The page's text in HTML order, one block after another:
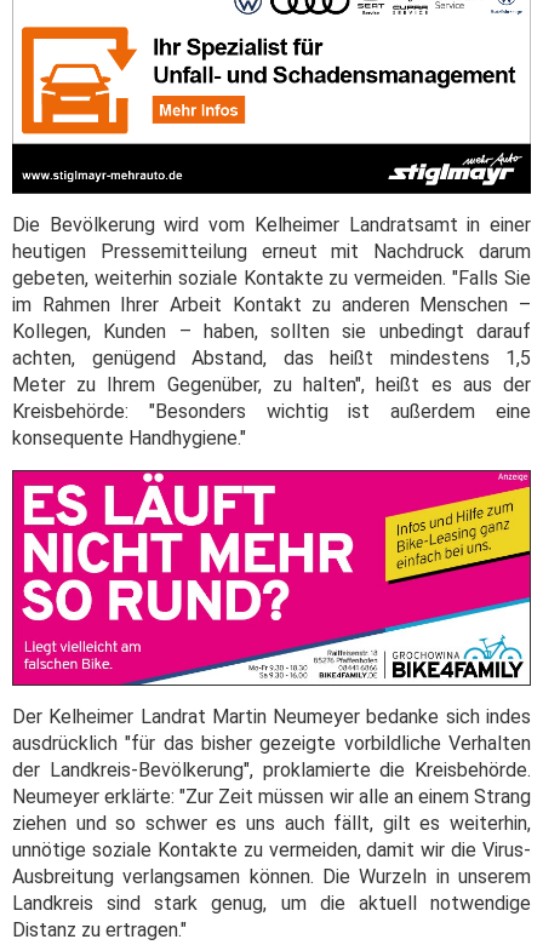
Die Bevölkerung wird vom Kelheimer Landratsamt in einer
heutigen Pressemitteilung erneut mit Nachdruck darum
gebeten, weiterhin soziale Kontakte zu vermeiden. "Falls Sie
im Rahmen Ihrer Arbeit Kontakt zu anderen Menschen –
Kollegen, Kunden – haben, sollten sie unbedingt darauf
achten, genügend Abstand, das heißt mindestens 1,5
Meter zu Ihrem Gegenüber, zu halten", heißt es aus der
Kreisbehörde: "Besonders wichtig ist außerdem eine
konsequente Handhygiene."
Der Kelheimer Landrat Martin Neumeyer bedanke sich indes
ausdrücklich "für das bisher gezeigte vorbildliche Verhalten
der Landkreis-Bevölkerung", proklamierte die Kreisbehörde.
Neumeyer erklärte: "Zur Zeit müssen wir alle an einem Strang
ziehen und so schwer es uns auch fällt, gilt es weiterhin,
unnötige soziale Kontakte zu vermeiden, damit wir die Virus-
Ausbreitung verlangsamen können. Die Wurzeln in unserem
Landkreis sind stark genug, um die aktuell notwendige
Distanz zu ertragen."